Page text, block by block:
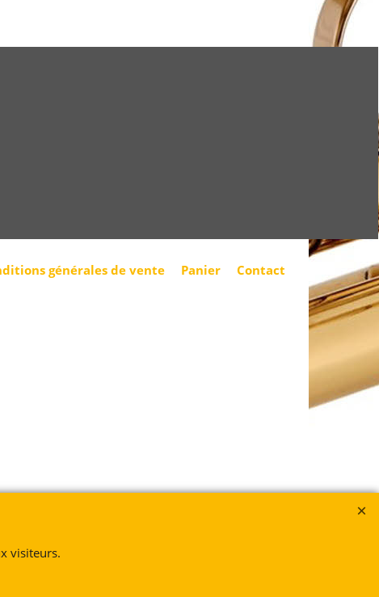
générales de vente Panier Contact
visiteurs.